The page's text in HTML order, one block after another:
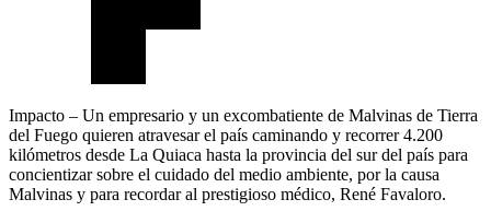
Impacto – Un empresario y un excombatiente de Malvinas de Tierra
del Fuego quieren atravesar el país caminando y recorrer 4.200
kilómetros desde La Quiaca hasta la provincia del sur del país para
concientizar sobre el cuidado del medio ambiente, por la causa
Malvinas y para recordar al prestigioso médico, René Favaloro.